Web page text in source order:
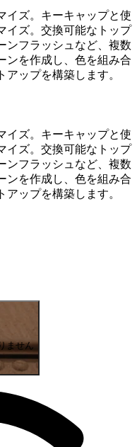
イズ。キーキャップと使
イズ。交換可能なトップ
ンフラッシュなど、複数
ンを作成し、色を組み合
ップを構築します。
イズ。キーキャップと使
イズ。交換可能なトップ
ンフラッシュなど、複数
ンを作成し、色を組み合
ップを構築します。
ません